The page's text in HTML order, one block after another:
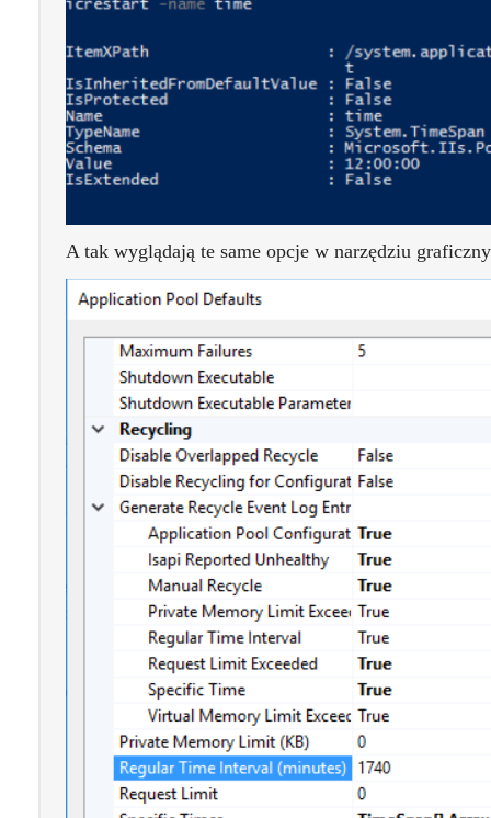
A tak wyglądają te same opcje w narzędziu